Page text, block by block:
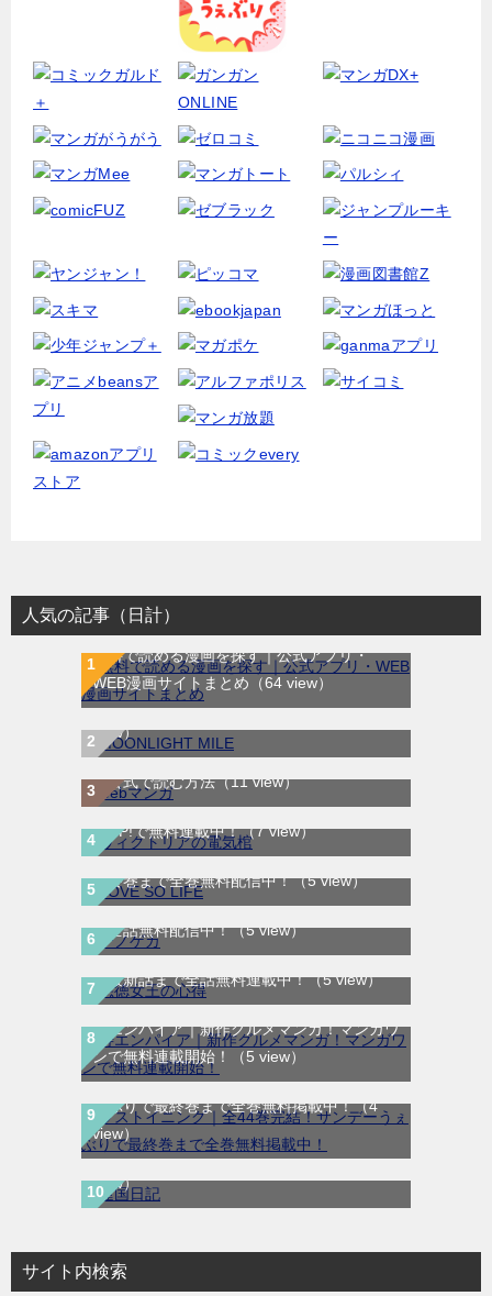
人気の記事（日計）
無料で読める漫画を探す｜公式アプリ・
WEB漫画サイトまとめ （64 view）
MOONLIGHT MILE｜最新刊第23巻！マンガ
ワンで最新刊まで全巻無料配信中！（14
view）
WEB漫画サイト一覧｜ブラウザで無料漫画
を公式で読む方法（11 view）
ヴィクトリアの電気棺｜最新刊第2巻！マン
ガUP!で無料連載中！（7 view）
LOVE SO LIFE｜全17巻完結！マンガParkで
最終巻まで全巻無料配信中！（5 view）
テノゲカ｜最新刊第2巻！サンデーうぇぶり
で全話無料配信中！（5 view）
悪徳女王の心得｜最新刊第3巻！マンガUP!
で最新話まで全話無料連載中！（5 view）
寿エンパイア｜新作グルメマンガ！マンガワ
ンで無料連載開始！
（5 view）
ラストイニング｜全44巻完結！サンデーう
ぇぶりで最終巻まで全巻無料掲載中！（4
view）
違国日記｜9月7日までの期間限定！最終巻
まで全話無料で読める公式マンガアプリ（4
view）
サイト内検索